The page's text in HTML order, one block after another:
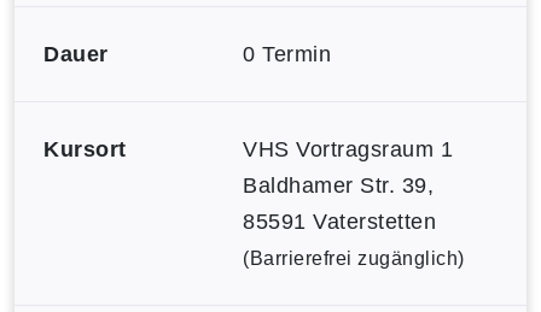
Dauer 0 Termin
Kursort
VHS Vortragsraum 1
Baldhamer Str. 39,
85591 Vaterstetten
(Barrierefrei zugänglich)